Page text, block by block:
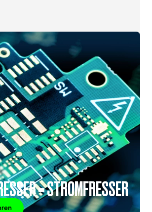
= STROMFRESSER